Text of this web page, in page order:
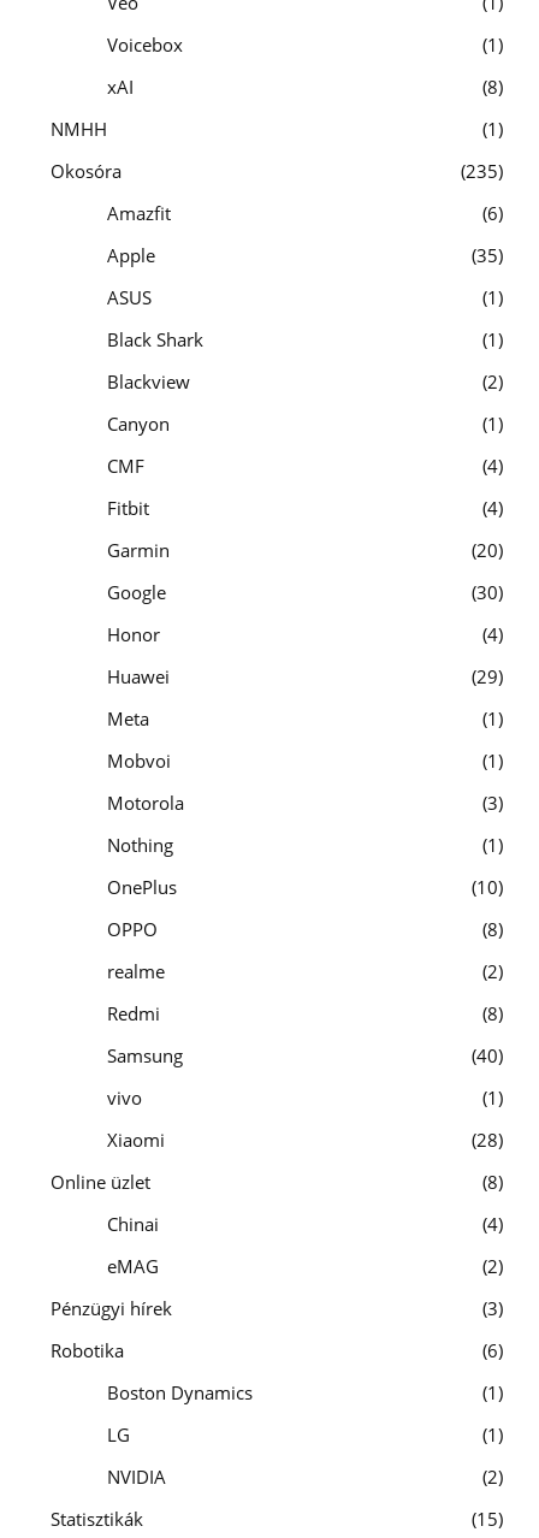
Voicebox
1
xAI
8
NMHH
1
Okosóra
235
Amazfit
6
Apple
35
ASUS
1
Black Shark
1
Blackview
2
Canyon
1
CMF
4
Fitbit
4
Garmin
20
Google
30
Honor
4
Huawei
29
Meta
1
Mobvoi
1
Motorola
3
Nothing
1
OnePlus
10
OPPO
8
realme
2
Redmi
8
Samsung
40
vivo
1
Xiaomi
28
Online üzlet
8
Chinai
4
eMAG
2
Pénzügyi hírek
3
Robotika
6
Boston Dynamics
1
LG
1
NVIDIA
2
Statisztikák
15